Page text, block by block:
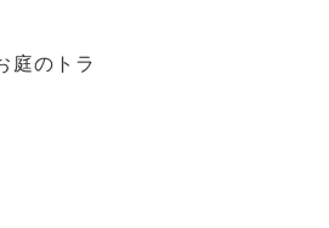
庭のトラ